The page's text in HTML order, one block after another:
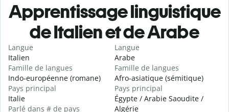
Apprentissage linguistique
de Italien et de Arabe
Langue
Italien
Famille de langues
Indo-européenne (romane)
Pays principal
Italie
Parlé dans # de pays
Langue
Arabe
Famille de langues
Afro-asiatique (sémitique)
Pays principal
Égypte / Arabie Saoudite /
Algérie